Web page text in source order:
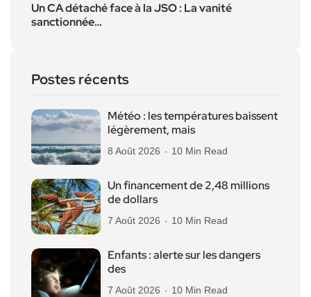
Un CA détaché face à la JSO : La vanité
sanctionnée…
Postes récents
Météo : les températures baissent
légèrement, mais
8 Août 2026 10 Min Read
Un financement de 2,48 millions
de dollars
7 Août 2026 10 Min Read
Enfants : alerte sur les dangers
des
7 Août 2026 10 Min Read